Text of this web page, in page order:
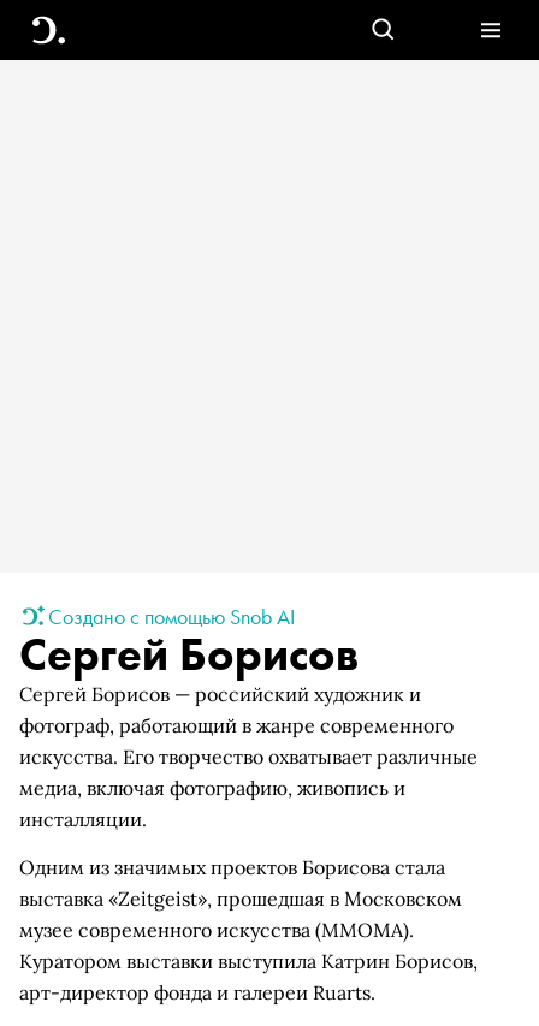
Создано с помощью Snob AI
Сергей Борисов
Сергей Борисов — российский художник и
фотограф, работающий в жанре современного
искусства. Его творчество охватывает различные
медиа, включая фотографию, живопись и
инсталляции.
Одним из значимых проектов Борисова стала
выставка «Zeitgeist», прошедшая в Московском
музее современного искусства (ММОМА).
Куратором выставки выступила Катрин Борисов,
арт-директор фонда и галереи Ruarts.